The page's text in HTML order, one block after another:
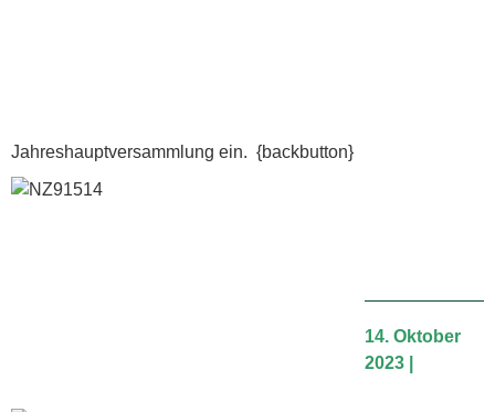
Jahreshauptversammlung ein. {backbutton}
14. Oktober
2023 |